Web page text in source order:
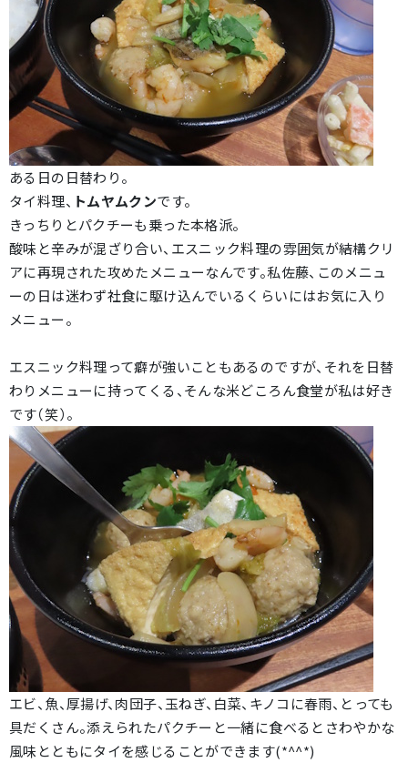
ある日の日替わり。
タイ料理、 トムヤムクンです。
きっちりとパクチーも乗った本格派。
酸味と辛みが混ざり合い、エスニック料理の雰囲気が結構クリ
アに再現された攻めたメニューなんです。私佐藤、このメニュ
ーの日は迷わず社食に駆け込んでいるくらいにはお気に入り
メニュー。
エスニック料理って癖が強いこともあるのですが、それを日替
わりメニューに持ってくる、そんな米どころん食堂が私は好き
です（笑）。
エビ、魚、厚揚げ、肉団子、玉ねぎ、白菜、キノコに春雨、とっても
具だくさん。添えられたパクチーと一緒に食べるとさわやかな
風味とともにタイを感じることができます(*^^*)